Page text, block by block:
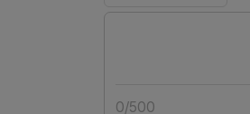
0/500